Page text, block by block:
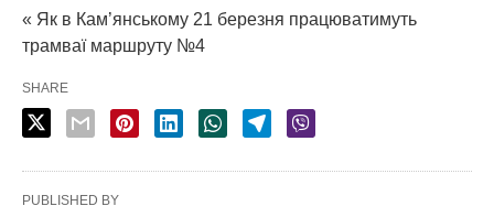
« Як в Кам’янському 21 березня працюватимуть
трамваї маршруту №4
SHARE
PUBLISHED BY